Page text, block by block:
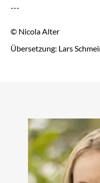
---
© Nicola Alter
Übersetzung: Lars